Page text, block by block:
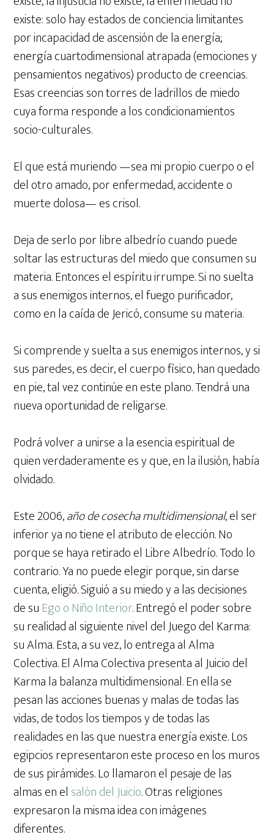
existe: solo hay estados de conciencia limitantes
por incapacidad de ascensión de la energía;
energía cuartodimensional atrapada (emociones y
pensamientos negativos) producto de creencias.
Esas creencias son torres de ladrillos de miedo
cuya forma responde a los condicionamientos
socio-culturales.
El que está muriendo —sea mi propio cuerpo o el
del otro amado, por enfermedad, accidente o
muerte dolosa— es crisol.
Deja de serlo por libre albedrío cuando puede
soltar las estructuras del miedo que consumen su
materia. Entonces el espíritu irrumpe. Si no suelta
a sus enemigos internos, el fuego purificador,
como en la caída de Jericó, consume su materia.
Si comprende y suelta a sus enemigos internos, y si
sus paredes, es decir, el cuerpo físico, han quedado
en pie, tal vez continúe en este plano. Tendrá una
nueva oportunidad de religarse.
Podrá volver a unirse a la esencia espiritual de
quien verdaderamente es y que, en la ilusión, había
olvidado.
Este 2006,año de cosecha multidimensional, el ser
inferior ya no tiene el atributo de elección. No
porque se haya retirado el Libre Albedrío. Todo lo
contrario. Ya no puede elegir porque, sin darse
cuenta, eligió. Siguió a su miedo y a las decisiones
de su Ego o Niño Interior. Entregó el poder sobre
su realidad al siguiente nivel del Juego del Karma:
su Alma. Esta, a su vez, lo entrega al Alma
Colectiva. El Alma Colectiva presenta al Juicio del
Karma la balanza multidimensional. En ella se
pesan las acciones buenas y malas de todas las
vidas, de todos los tiempos y de todas las
realidades en las que nuestra energía existe. Los
egipcios representaron este proceso en los muros
de sus pirámides. Lo llamaron el pesaje de las
almas en el salón del Juicio. Otras religiones
expresaron la misma idea con imágenes
diferentes.